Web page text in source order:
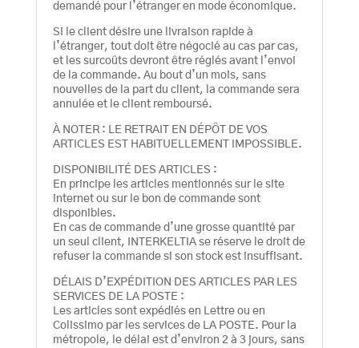
demandé pour l’étranger en mode économique.
Si le client désire une livraison rapide à
l’étranger, tout doit être négocié au cas par cas,
et les surcoûts devront être réglés avant l’envoi
de la commande. Au bout d’un mois, sans
nouvelles de la part du client, la commande sera
annulée et le client remboursé.
À NOTER : LE RETRAIT EN DÉPÔT DE VOS
ARTICLES EST HABITUELLEMENT IMPOSSIBLE.
DISPONIBILITÉ DES ARTICLES :
En principe les articles mentionnés sur le site
internet ou sur le bon de commande sont
disponibles.
En cas de commande d’une grosse quantité par
un seul client, INTERKELTIA se réserve le droit de
refuser la commande si son stock est insuffisant.
DÉLAIS D’EXPÉDITION DES ARTICLES PAR LES
SERVICES DE LA POSTE :
Les articles sont expédiés en Lettre ou en
Colissimo par les services de LA POSTE. Pour la
métropole, le délai est d’environ 2 à 3 jours, sans